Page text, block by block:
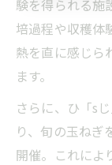
験を得られる施
培過程や収穫体
熱を直に感じら
ます。
さらに、ひ「s
り、旬の玉ねぎ
開催。これによ